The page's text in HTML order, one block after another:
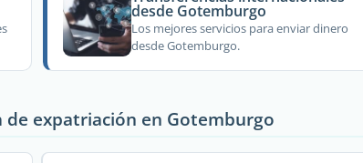
desde Gotemburgo
Los mejores servicios para enviar dinero
desde Gotemburgo.
de expatriación en Gotemburgo